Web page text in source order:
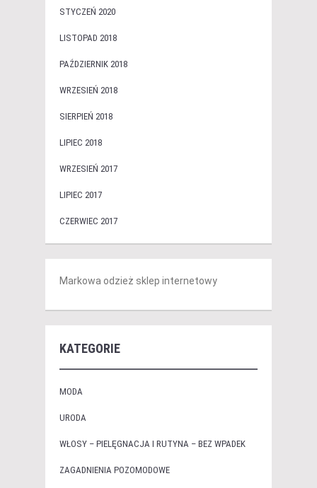
STYCZEŃ 2020
LISTOPAD 2018
PAŹDZIERNIK 2018
WRZESIEŃ 2018
SIERPIEŃ 2018
LIPIEC 2018
WRZESIEŃ 2017
LIPIEC 2017
CZERWIEC 2017
Markowa odzież sklep internetowy
KATEGORIE
MODA
URODA
WŁOSY – PIELĘGNACJA I RUTYNA – BEZ WPADEK
ZAGADNIENIA POZOMODOWE